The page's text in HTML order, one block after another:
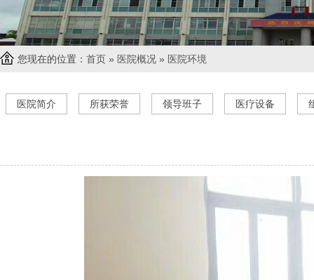
您现在的位置： 首页 » 医院概况 » 医院环境
医院简介 所获荣誉 领导班子 医疗设备